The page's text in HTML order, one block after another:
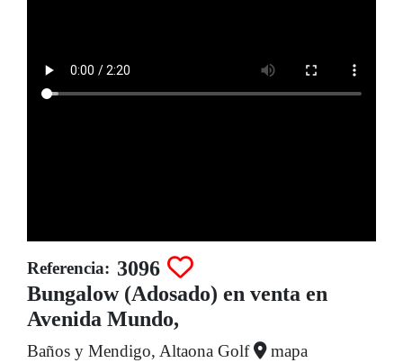
Referencia: 3096
Bungalow (Adosado) en venta en
Avenida Mundo,
Baños y Mendigo, Altaona Golf mapa